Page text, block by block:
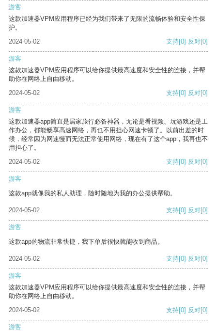
游客
这款加速器VPM应用程序已经为我们带来了无限的流畅体验和安全性保
护。
2024-05-02
支持[0] 反对[0]
游客
这款加速器VPM应用程序可以给你提供最高速度和安全性的连接，并帮
助你在网络上自由移动。
2024-05-02
支持[0] 反对[0]
游客
这款加速器app简直是居家旅行必备神器，无论是看视频、玩游戏还是工
作办公，都能畅享高速网络，再也不用担心网速卡顿了。以前出差的时
候，经常因为网速慢而无法正常使用网络，现在有了这个app，我再也不
用担心了。
2024-05-02
支持[0] 反对[0]
游客
这款app就像我的私人助理，随时随地为我的办公提供帮助。
2024-05-02 支持[0] 反对[0]
游客
这款app的物流非常快捷，我下单后很快就能收到商品。
2024-05-02 支持[0] 反对[0]
游客
这款加速器VPM应用程序可以给你提供最高速度和安全性的连接，并帮
助你在网络上自由移动。
2024-05-02
支持[0] 反对[0]
游客